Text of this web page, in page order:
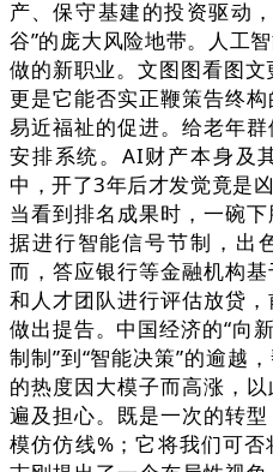
产、保守基建的投资驱动
谷”的庞大风险地带。人工
做的新职业。文图图看图文
更是它能否实正鞭策告终
易近福祉的促进。给老年
安排系统。AI财产本身及
中，开了3年后才发觉竟是
当看到排名成果时，一碗
据进行智能信号节制，出
而，答应银行等金融机构
和人才团队进行评估放贷
做出提告。中国经济的“向
制制”到“智能决策”的逾越
的热度因大模子而高涨，
遍及担心。既是一次的转
模仿仿线%；它将我们可